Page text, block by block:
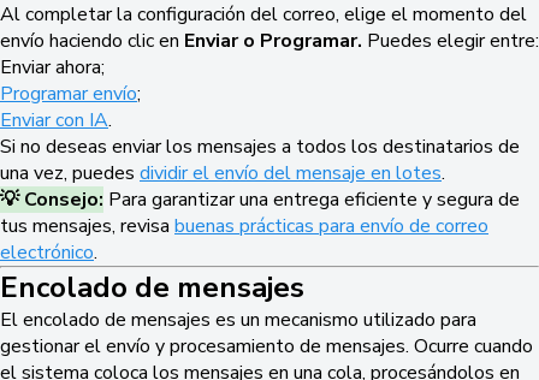
Al completar la configuración del correo, elige el momento del
envío haciendo clic en Enviar o Programar. Puedes elegir entre:
Enviar ahora;
Programar envío;
Enviar con IA.
Si no deseas enviar los mensajes a todos los destinatarios de
una vez, puedes dividir el envío del mensaje en lotes.
💡 Consejo: Para garantizar una entrega eficiente y segura de
tus mensajes, revisa buenas prácticas para envío de correo
electrónico.
Encolado de mensajes
El encolado de mensajes es un mecanismo utilizado para
gestionar el envío y procesamiento de mensajes. Ocurre cuando
el sistema coloca los mensajes en una cola, procesándolos en